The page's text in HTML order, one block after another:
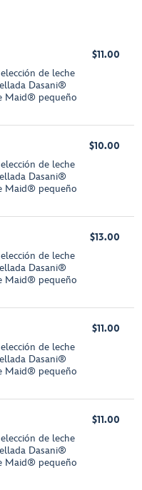
de leche
Dasani®
Maid® pequeño
$11.00
de leche
Dasani®
Maid® pequeño
$10.00
de leche
Dasani®
Maid® pequeño
$13.00
de leche
Dasani®
Maid® pequeño
$11.00
de leche
Dasani®
Maid® pequeño
$11.00